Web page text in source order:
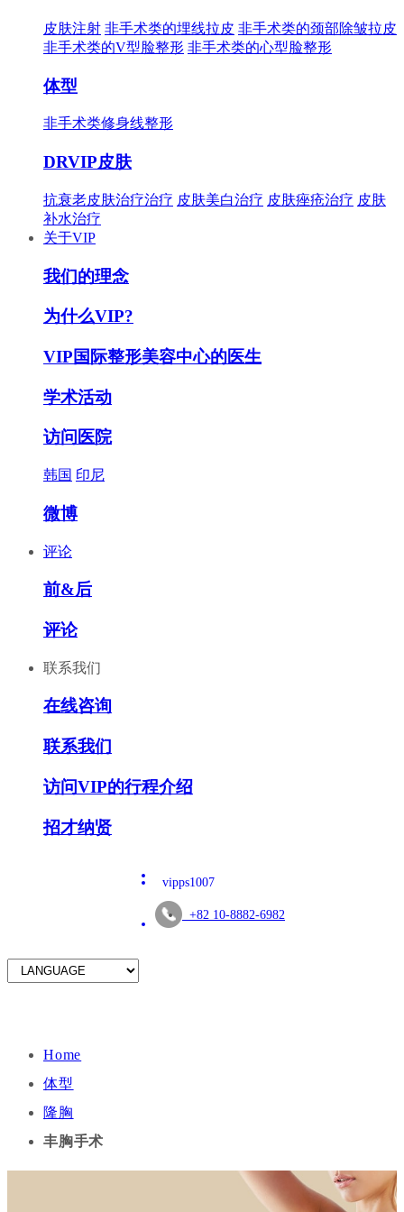
皮肤注射 非手术类的埋线拉皮 非手术类的颈部除皱拉皮
非手术类的V型脸整形 非手术类的心型脸整形
体型
非手术类修身线整形
DRVIP皮肤
抗衰老皮肤治疗治疗 皮肤美白治疗 皮肤痤疮治疗 皮肤
补水治疗
关于VIP
我们的理念
为什么VIP?
VIP国际整形美容中心的医生
学术活动
访问医院
韩国 印尼
微博
评论
前&后
评论
联系我们
在线咨询
联系我们
访问VIP的行程介绍
招才纳贤
vipps1007
+82 10-8882-6982
Home
体型
隆胸
丰胸手术